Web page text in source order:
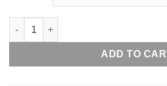
Mikael máni - Half sun quantity
ADD TO